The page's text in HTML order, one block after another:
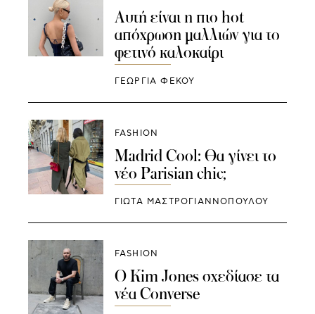
Aυτή είναι η πιο hot
απόχρωση μαλλιών για το
φετινό καλοκαίρι
ΓΕΩΡΓΙΑ ΦΕΚΟΥ
FASHION
Madrid Cool: Θα γίνει το
νέο Parisian chic;
ΓΙΩΤΑ ΜΑΣΤΡΟΓΙΑΝΝΟΠΟΥΛΟΥ
FASHION
Ο Kim Jones σχεδίασε τα
νέα Converse